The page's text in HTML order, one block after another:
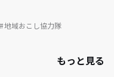
地域おこし協力隊
もっと見る